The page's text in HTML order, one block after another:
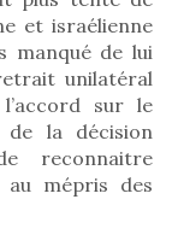
et israélienne
manqué de lui
unilatéral
sur le
de la décision
reconnaitre
au mépris des